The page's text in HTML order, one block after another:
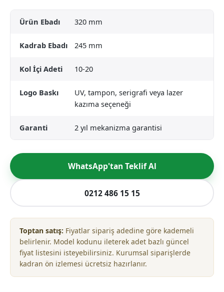
Ürün Ebadı 320 mm
Kadrab Ebadı 245 mm
Kol İçi Adeti 10-20
Logo Baskı
UV, tampon, serigrafi veya lazer
kazıma seçeneği
Garanti 2 yıl mekanizma garantisi
WhatsApp'tan Teklif Al
0212 486 15 15
Toptan satış: Fiyatlar sipariş adedine göre kademeli
belirlenir. Model kodunu ileterek adet bazlı güncel
fiyat listesini isteyebilirsiniz. Kurumsal siparişlerde
kadran ön izlemesi ücretsiz hazırlanır.